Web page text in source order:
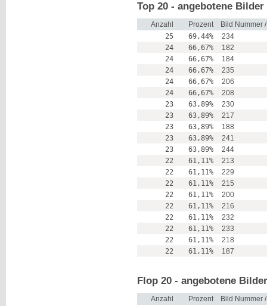
Top 20 - angebotene Bilder
Anzahl Prozent
Bild Nummer
25
69,44%
234
24
66,67%
182
24
66,67%
184
24
66,67%
235
24
66,67%
206
24
66,67%
208
23
63,89%
230
23
63,89%
217
23
63,89%
188
23
63,89%
241
23
63,89%
244
22
61,11%
213
22
61,11%
229
22
61,11%
215
22
61,11%
200
22
61,11%
216
22
61,11%
232
22
61,11%
233
22
61,11%
218
22
61,11% 187
Flop 20 - angebotene Bilder
Anzahl Prozent
Bild Nummer